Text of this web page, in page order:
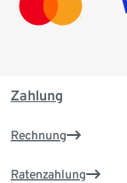
Zahlung
Rechnung
Ratenzahlung